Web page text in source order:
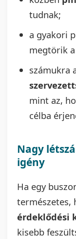
tudnak;
a gyakori
megtörik
számukra
mint az,
célba
Nagy
igény
Ha egy
természetes,
érdeklődési
kisebb